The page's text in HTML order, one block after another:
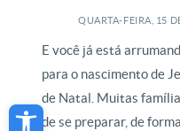
Open toolbar
QUARTA-FEIRA, 15
E você já está
para o nascimento de
de Natal. Muitas
de se preparar, de